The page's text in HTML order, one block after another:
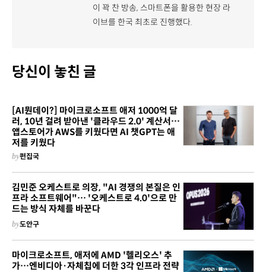
이 꽉 찬 방송, 스마트폰을 활용한 현장 라
이브를 한국 최초로 진행했다.
당신이 놓친 글
[AI뭔데이?] 마이크로소프트 애저 1000억 달
러, 10년 걸려 받아낸 '클라우드 2.0' 계산서…
앱스토어가 AWS를 키웠다면 AI 챗GPT는 애
저를 키웠다
by펀집국
김민준 오케스트로 의장, "AI 경쟁의 본질은 인
프라 소프트웨어"… '오케스트로 4.0'으로 만
드는 방식 자체를 바꾼다
by도안구
마이크로소프트, 애저에 AMD '헬리오스' 추
가…엔비디아·자체칩에 더한 3각 인프라 전략